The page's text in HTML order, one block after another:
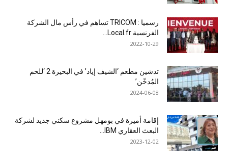
رسميا : TRICOM تساهم في رأس مال الشركة
الفرنسية Local.fr...
2022-10-29
تدشين مطعم ‘الشيف إياد’ في البحيرة 2 ‘للحم
المُدخّن’
2024-06-08
إقامة أميرة في بومهل مشروع سكني جديد لشركة
البعث العقاري IBM...
2023-12-02